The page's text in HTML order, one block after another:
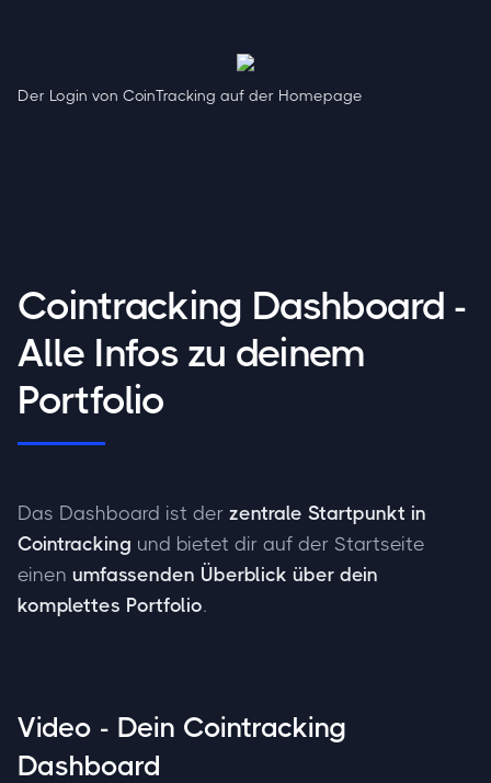
Der Login von CoinTracking auf der Homepage
Cointracking Dashboard -
Alle Infos zu deinem
Portfolio
Das Dashboard ist der zentrale Startpunkt in
Cointracking und bietet dir auf der Startseite
einen umfassenden Überblick über dein
komplettes Portfolio.
Video - Dein Cointracking
Dashboard